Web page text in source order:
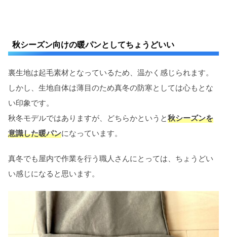
秋シーズン向けの暖パンとしてちょうどいい
裏生地は起毛素材となっているため、温かく感じられます。
しかし、生地自体は薄目のため真冬の防寒としては心もとな
い印象です。
秋冬モデルではありますが、どちらかというと秋シーズンを
意識した暖パンになっています。
真冬でも屋内で作業を行う職人さんにとっては、ちょうどい
い感じになると思います。